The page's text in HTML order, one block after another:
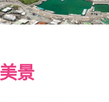
景